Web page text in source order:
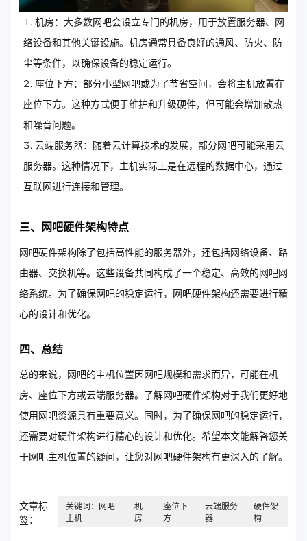
机房：大多数网吧会设立专门的机房，用于放置服务器、网
络设备和其他关键设施。机房通常具备良好的通风、防火、防
尘等条件，以确保设备的稳定运行。
座位下方：部分小型网吧或为了节省空间，会将主机放置在
座位下方。这种方式便于维护和升级硬件，但可能会增加散热
和噪音问题。
云端服务器：随着云计算技术的发展，部分网吧可能采用云
服务器。这种情况下，主机实际上是在远程的数据中心，通过
互联网进行连接和管理。
三、网吧硬件架构特点
网吧硬件架构除了包括高性能的服务器外，还包括网络设备、路
由器、交换机等。这些设备共同构成了一个稳定、高效的网吧网
络系统。为了确保网吧的稳定运行，网吧硬件架构还需要进行精
心的设计和优化。
四、总结
总的来说，网吧的主机位置因网吧规模和需求而异，可能在机
房、座位下方或云端服务器。了解网吧硬件架构对于我们更好地
使用网吧资源具有重要意义。同时，为了确保网吧的稳定运行，
还需要对硬件架构进行精心的设计和优化。希望本文能解答您关
于网吧主机位置的疑问，让您对网吧硬件架构有更深入的了解。
文章标
签：
关键词：网吧
主机
机
房
座位下
方
云端服务
器
硬件架
构